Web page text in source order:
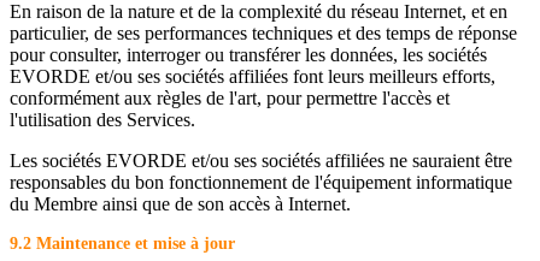
En raison de la nature et de la complexité du réseau Internet, et en
particulier, de ses performances techniques et des temps de réponse
pour consulter, interroger ou transférer les données, les sociétés
EVORDE et/ou ses sociétés affiliées font leurs meilleurs efforts,
conformément aux règles de l'art, pour permettre l'accès et
l'utilisation des Services.
Les sociétés EVORDE et/ou ses sociétés affiliées ne sauraient être
responsables du bon fonctionnement de l'équipement informatique
du Membre ainsi que de son accès à Internet.
9.2 Maintenance et mise à jour